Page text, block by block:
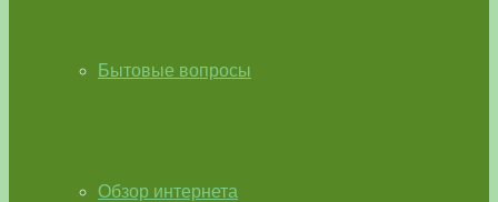
Бытовые вопросы
Обзор интернета